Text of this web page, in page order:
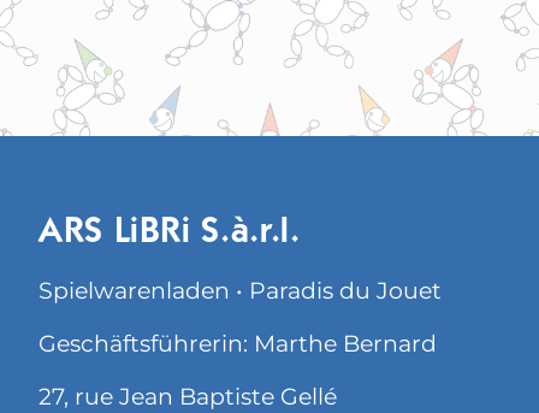
ARS LiBRi S.à.r.l.
Spielwarenladen • Paradis du Jouet
Geschäftsführerin: Marthe Bernard
27, rue Jean Baptiste Gellé